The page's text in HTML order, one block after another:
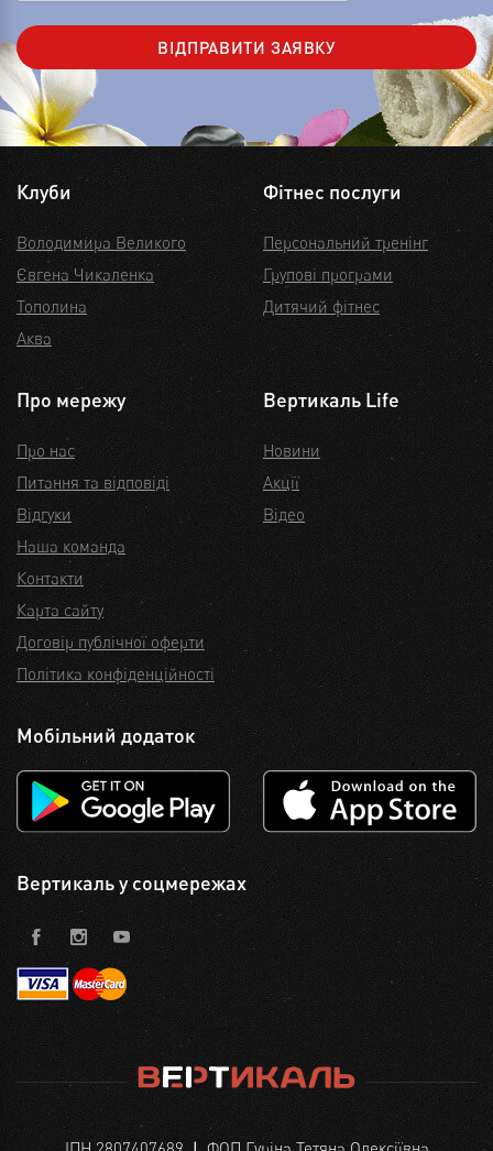
ВІДПРАВИТИ ЗАЯВКУ
Клуби
Володимира Великого
Євгена Чикаленка
Тополина
Аква
Фітнес послуги
Персональний тренінг
Групові програми
Дитячий фітнес
Про мережу
Про нас
Питання та відповіді
Відгуки
Наша команда
Контакти
Карта сайту
Договір публічної оферти
Політика конфіденційності
Вертикаль Life
Новини
Акції
Відео
Мобільний додаток
Вертикаль у соцмережах